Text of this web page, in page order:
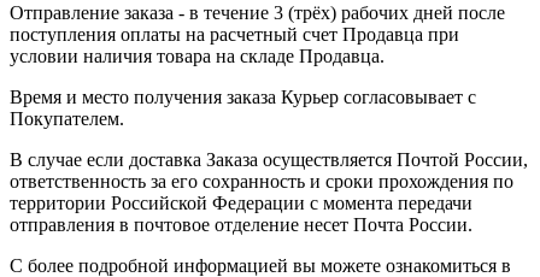
Отправление заказа - в течение 3 (трёх) рабочих дней после
поступления оплаты на расчетный счет Продавца при
условии наличия товара на складе Продавца.
Время и место получения заказа Курьер согласовывает с
Покупателем.
В случае если доставка Заказа осуществляется Почтой России,
ответственность за его сохранность и сроки прохождения по
территории Российской Федерации с момента передачи
отправления в почтовое отделение несет Почта России.
С более подробной информацией вы можете ознакомиться в